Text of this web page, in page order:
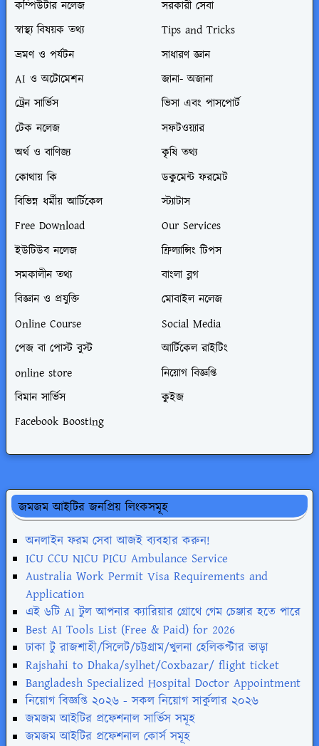
কম্পিউটার নলেজ
সরকারী সেবা
স্বাস্থ্য বিষয়ক তথ্য
Tips and Tricks
ভ্রমণ ও পর্যটন
সাধারণ জ্ঞান
AI ও অটোমেশন
জানা- অজানা
ট্রেন সার্ভিস
ভিসা এবং পাসপোর্ট
টেক নলেজ
সফটওয়্যার
অর্থ ও বাণিজ্য
কৃষি তথ্য
কোথায় কি
ডকুমেন্ট ফরমেট
বিভিন্ন ধর্মীয় আর্টিকেল
স্ট্যাটাস
Free Download
Our Services
ইউটিউব নলেজ
ফ্রিল্যান্সিং টিপস
সমকালীন তথ্য
বাংলা ব্লগ
বিজ্ঞান ও প্রযুক্তি
মোবাইল নলেজ
Online Course
Social Media
পেজ বা পোস্ট বুস্ট
আর্টিকেল রাইটিং
online store
নিয়োগ বিজ্ঞপ্তি
বিমান সার্ভিস
কুইজ
Facebook Boosting
জমজম আইটির জনপ্রিয় লিংকসমূহ
অনলাইন ফরম সেবা আজই ব্যবহার করুন!
ICU CCU NICU PICU Ambulance Service
Australia Work Permit Visa Requirements and
Application
এই ৬টি AI টুল আপনার ক্যারিয়ার গ্রোথে গেম চেঞ্জার হতে পারে
Best AI Tools List (Free & Paid) for 2026
ঢাকা টু রাজশাহী/সিলেট/চট্টগ্রাম/খুলনা হেলিকপ্টার ভাড়া
Rajshahi to Dhaka/sylhet/Coxbazar/ flight ticket
Bangladesh Specialized Hospital Doctor Appointment
নিয়োগ বিজ্ঞপ্তি ২০২৬ - সকল নিয়োগ সার্কুলার ২০২৬
জমজম আইটির প্রফেশনাল সার্ভিস সমূহ
জমজম আইটির প্রফেশনাল কোর্স সমূহ